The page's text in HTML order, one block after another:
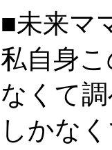
■未来マ
私自身
なくて
しかな